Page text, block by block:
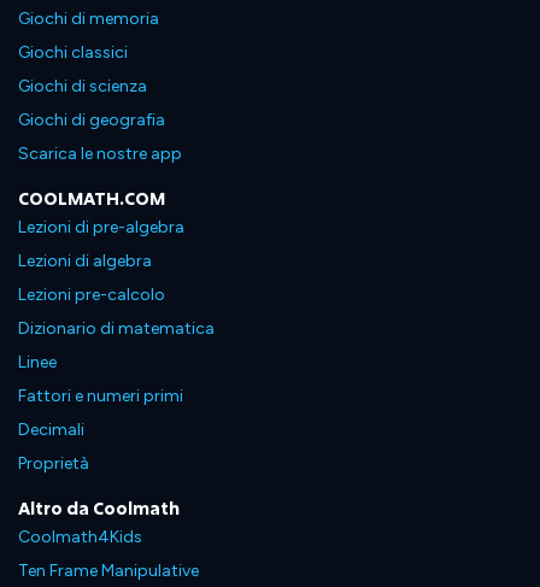
Giochi di memoria
Giochi classici
Giochi di scienza
Giochi di geografia
Scarica le nostre app
COOLMATH.COM
Lezioni di pre-algebra
Lezioni di algebra
Lezioni pre-calcolo
Dizionario di matematica
Linee
Fattori e numeri primi
Decimali
Proprietà
Altro da Coolmath
Coolmath4Kids
Ten Frame Manipulative